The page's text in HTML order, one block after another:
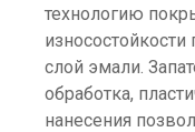
технологию
слой эмали.
обработка,
нанесения